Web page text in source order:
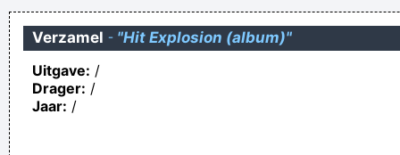
Jerry Garcia
Heeft gewerkt bij Kon.Marib=ne Gem.Ver.Bedrijf
Ik zal je mijn WhatsApp-nummer geven en me naakt zien. ?
Den hiele tiejd bullebakke tege ziene werkmakker... en voele
Verzamel - "Hit Explosion (album)"
Uitgave: /
Drager: /
Jaar: /